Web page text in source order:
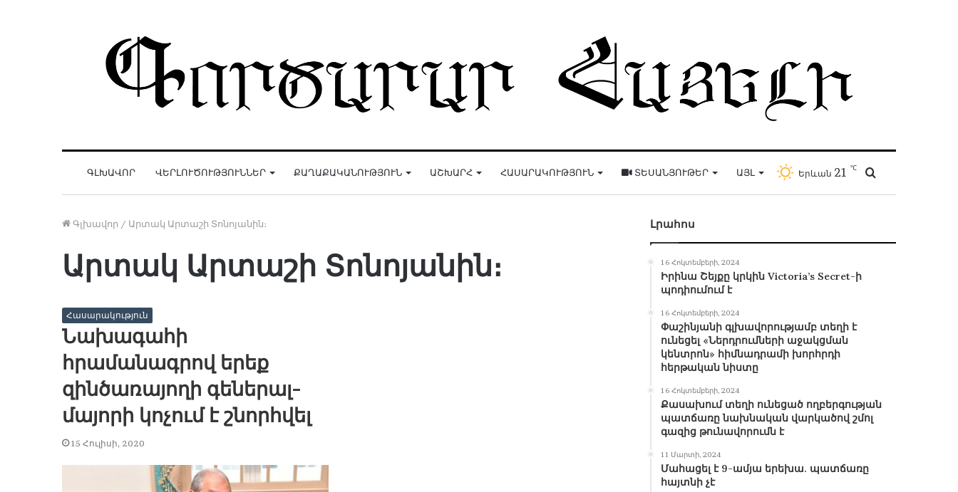
ԳԼԽԱՎՈՐ ՎԵՐԼՈՒԾՈՒԹՅՈՒՆՆԵՐ ՔԱՂԱՔԱԿԱՆՈՒԹՅՈՒՆ ԱՇԽԱՐՀ ՀԱՍԱՐԱԿՈՒԹՅՈՒՆ ՏԵՍԱՆՅՈՒԹԵՐ ԱՅԼ Երևան 21 ℃
Գլխավոր / Արտակ Արտաշի Տոնոյանին։
Արտակ Արտաշի Տոնոյանին։
Հասարակություն
Նախագահի
հրամանագրով երեք
զինծառայողի գեներալ-
մայորի կոչում է շնորհվել
15 Հուլիսի, 2020
Լրահոս
16 Հոկտեմբերի, 2024
Իրինա Շեյքը կրկին Victoria’s Secret-ի
պոդիումում է
16 Հոկտեմբերի, 2024
Փաշինյանի գլխավորությամբ տեղի է
ունեցել «Ներդրումների աջակցման
կենտրոն» հիմնադրամի խորհրդի
հերթական նիստը
16 Հոկտեմբերի, 2024
Քասախում տեղի ունեցած ողբերգության
պատճառը նախնական վարկածով շմոլ
գազից թունավորումն է
11 Մարտի, 2024
Մահացել է 9-ամյա երեխա. պատճառը
հայտնի չէ